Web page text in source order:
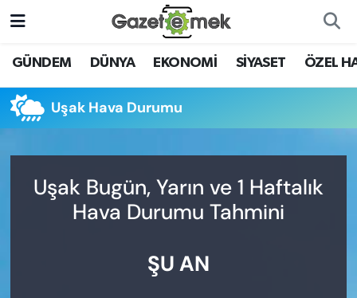
GÜNDEM DÜNYA EKONOMİ SİYASET ÖZEL
Uşak Hava Durumu
Uşak Bugün, Yarın ve 1 Haftalık
Hava Durumu Tahmini
ŞU AN
DÜNYA
EKONOMİ
YENİ MEDYADA EMEK
GAZETECİLİĞİNİ GELİŞTİRMEK
Nöbetçi Eczaneler
Hava Durumu
Trafik Durumu
Süper Lig Puan Durumu ve Fikstür